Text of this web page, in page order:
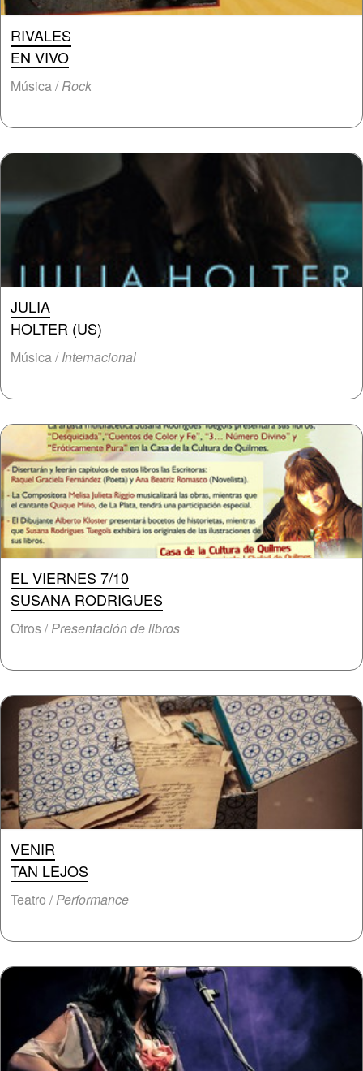
RIVALES
EN VIVO
Música /Rock
JULIA
HOLTER (US)
Música /Internacional
EL VIERNES 7/10
SUSANA RODRIGUES
Otros /Presentación de libros
VENIR
TAN LEJOS
Teatro /Performance